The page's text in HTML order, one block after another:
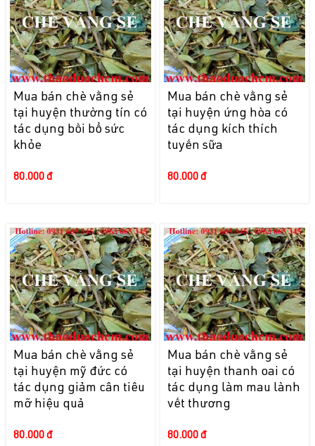
Mua bán chè vằng sẻ
tại huyện thường tín có
tác dụng bồi bổ sức
khỏe
80.000 đ
Mua bán chè vằng sẻ
tại huyện ứng hòa có
tác dụng kích thích
tuyến sữa
80.000 đ
Mua bán chè vằng sẻ
tại huyện mỹ đức có
tác dụng giảm cân tiêu
mỡ hiệu quả
80.000 đ
Mua bán chè vằng sẻ
tại huyện thanh oai có
tác dụng làm mau lành
vết thương
80.000 đ